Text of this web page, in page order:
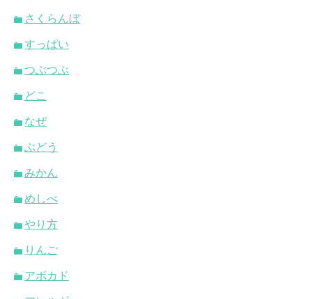
さくらんぼ
すっぱい
つぶつぶ
どこ
なぜ
ぶどう
みかん
めしべ
やり方
りんご
アボカド